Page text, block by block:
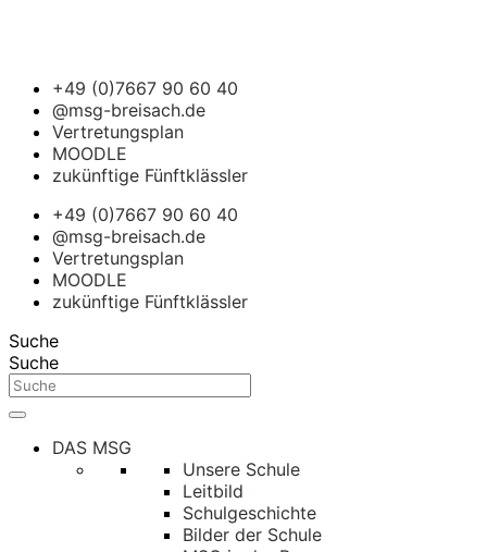
+49 (0)7667 90 60 40
@msg-breisach.de
Vertretungsplan
MOODLE
zukünftige Fünftklässler
+49 (0)7667 90 60 40
@msg-breisach.de
Vertretungsplan
MOODLE
zukünftige Fünftklässler
Suche
Suche
DAS MSG
Unsere Schule
Leitbild
Schulgeschichte
Bilder der Schule